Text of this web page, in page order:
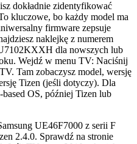
dokładnie zidentyfikować
kluczowe, bo każdy model ma
firmware zepsuje
naklejkę z numerem
dla nowszych lub
Wejdź w menu TV: Naciśnij
Tam zobaczysz model, wersję
Tizen (jeśli dotyczy). Dla
OS, później Tizen lub
UE46F7000 z serii F
2.4.0. Sprawdź na stronie